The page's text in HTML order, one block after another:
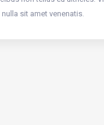
nulla sit amet venenatis.